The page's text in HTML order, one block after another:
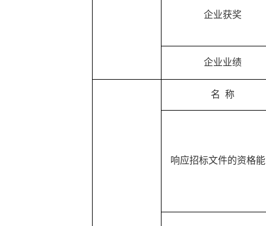
企业获奖
企业业绩
名 称
响应招标文件的资格